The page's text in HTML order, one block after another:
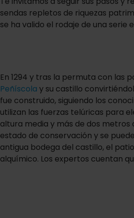
sendas repletos de riquezas
se ha valido el rodaje de una serie
En 1294 y tras la permuta con las
Peñíscola y su castillo
fue construido, siguiendo los
utilizan las fuerzas telúricas para
altura media y más de dos
estado de conservación y se
antigua bodega del castillo, el
alquímico. Los expertos cuentan